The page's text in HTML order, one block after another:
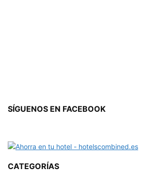
SÍGUENOS EN FACEBOOK
CATEGORÍAS